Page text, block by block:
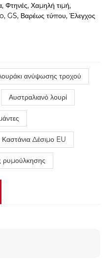
Φτηνές, Χαμηλή τιμή,
GS, Βαρέως τύπου, Έλεγχος
ανύψωσης τροχού
Αυστραλιανό λουρί
Καστάνια Δέσιμο EU
ρυμούλκησης